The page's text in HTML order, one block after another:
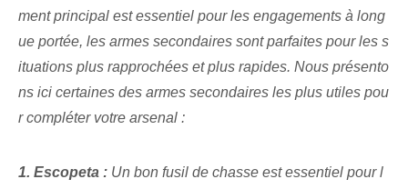
ment principal est essentiel pour les engagements à long
ue portée, les armes secondaires sont parfaites pour les s
ituations plus rapprochées et plus rapides. Nous présento
ns ici ‌certaines​ des ⁢armes secondaires les plus utiles⁣ pou
r compléter​ votre arsenal :
1. Escopeta : Un bon fusil de chasse est essentiel pour l